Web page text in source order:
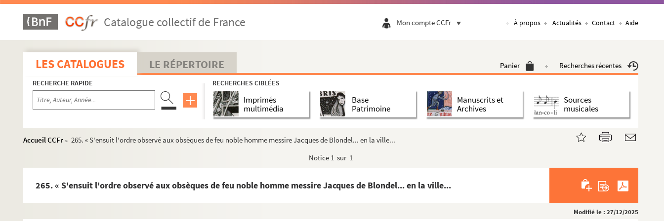
Catalogue collectif de France Mon compte CCFr À propos Actualités Contact Aide
LES CATALOGUES LE RÉPERTOIRE Panier Recherches récentes
RECHERCHE RAPIDE RECHERCHES CIBLÉES
Imprimés
multimédia
Base
Patrimoine
Manuscrits et
Archives
Sources
musicales
Accueil CCFr > 265. « S'ensuit l'ordre observé aux obsèques de feu noble homme messire Jacques de Blondel... en la ville...
Notice 1 sur 1
265. « S'ensuit l'ordre observé aux obsèques de feu noble homme messire Jacques de Blondel... en la ville...
Modifié le : 27/12/2025
143. « Patente de l'empereur Charles-Quint, où sont mentionnées les volontés de ses parens plus proches t...
147. « Ordre des obsèques du... marquis del Gasto..., gouverneur en l'Estat de Milan » (1546)
151. « Cérémonies observées aux obsèques de madame Anne, reyne de Hongrie et de Bohême, femme de Ferdinan...
153. « Mémoirre pour les obsèques de feuz... les roys de France et d'Engleterre... en la ville de Gandt.....
168. « Ordo processionalis servandus in deductione funeris Leonorae, archiducissae Austriae. Pragae, 17 m...
169. « Relation d'Antoine de Beaulincourt, roy d'armes de l'ordre de la Toison d'or, contenant les cérémo...
181. « L'ordre observé aux obsèques de madame Jeanne de Castille, reyne d'Espagne..., célébrées en l'égli...
217. « La pompe funèbre de noble et puissant seigneur messire Jean de Lannoy... par Jacque le Boucq, de V...